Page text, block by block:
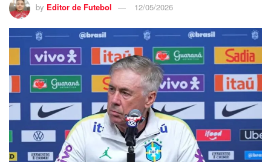
by Editor de Futebol 12/05/2026